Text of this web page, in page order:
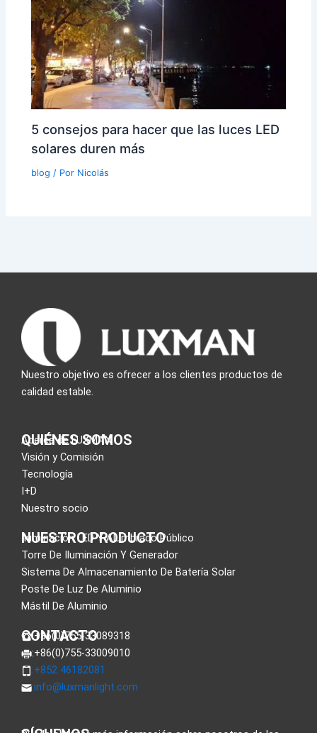
5 consejos para hacer que las luces LED
solares duren más
blog / Por Nicolás
Nuestro objetivo es ofrecer a los clientes productos de
calidad estable.
QUIÉNES SOMOS
Acerca de LUXMAN
Visión y Comisión
Tecnología
I+D
Nuestro socio
NUESTRO PRODUCTO
Iluminación LED Y Alumbrado Público
Torre De Iluminación Y Generador
Sistema De Almacenamiento De Batería Solar
Poste De Luz De Aluminio
Mástil De Aluminio
CONTACTO
:+86(0)755-33089318
:+86(0)755-33009010
:+852 46182081
:info@luxmanlight.com